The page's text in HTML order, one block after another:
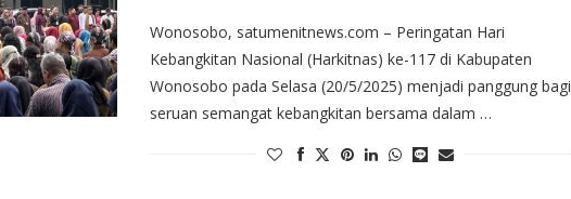
Wonosobo, satumenitnews.com – Peringatan Hari
Kebangkitan Nasional (Harkitnas) ke-117 di Kabupaten
Wonosobo pada Selasa (20/5/2025) menjadi panggung bagi
seruan semangat kebangkitan bersama dalam …